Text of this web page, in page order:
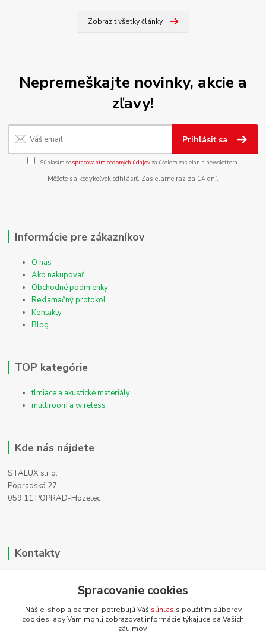
Zobraziť všetky články
Nepremeškajte novinky, akcie a
zľavy!
Prihlásiť sa
Súhlasím sospracovaním osobných údajov za účelom zasielania newslettera.
Môžete sa kedykoľvek odhlásiť. Zasielame raz za 14 dní.
Informácie pre zákazníkov
O nás
Ako nakupovať
Obchodné podmienky
Reklamačný protokol
Kontakty
Blog
TOP kategórie
tlmiace a akustické materiály
multiroom a wireless
Kde nás nájdete
STALUX s.r.o.
Popradská 27
059 11 POPRAD-Hozelec
Kontakty
+421 911 990 200
info@homehifi.sk
Spracovanie cookies
Náš e-shop a partneri potrebujú Váš súhlas s použitím súborov
cookies, aby Vám mohli zobrazovať informácie týkajúce sa Vašich
záujmov.